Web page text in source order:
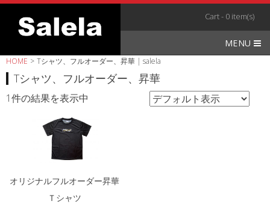
Skip
content
Cart - 0 item(s)
MENU
HOME > Tシャツ、フルオーダー、昇華 | salela
Tシャツ、フルオーダー、昇華
1件の結果を表示中
オリジナルフルオーダー昇華
Ｔシャツ